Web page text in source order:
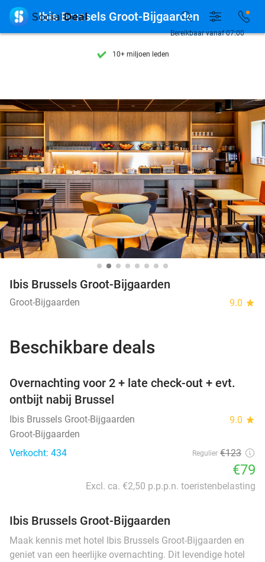
7 dagen per week beschikbaar
10+ miljoen leden
7 dagen per week beschikbaar
10+ miljoen leden
Bereikbaar vanaf 07:00
 Ibis Brussels Groot-Bijgaarden
Ibis Brussels Groot-Bijgaarden
Groot-Bijgaarden 9.0 star
Beschikbare deals
Overnachting voor 2 + late check-out + evt.
ontbijt nabij Brussel
Ibis Brussels Groot-Bijgaarden 9.0 star
Groot-Bijgaarden
Verkocht: 434
Regulier €123
€79
Excl. ca. €2,50 p.p.p.n. toeristenbelasting
Ibis Brussels Groot-Bijgaarden
Maak kennis met hotel Ibis Brussels Groot-Bijgaarden en
geniet van een heerlijke overnachting. Dit levendige hotel